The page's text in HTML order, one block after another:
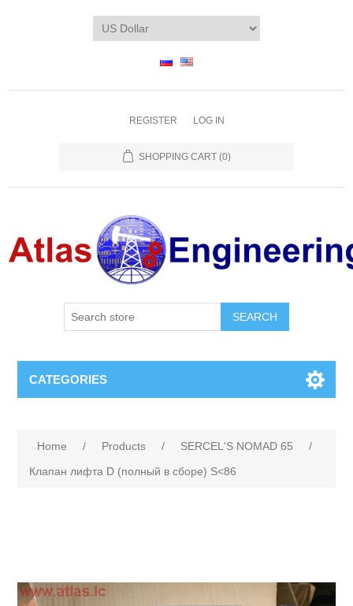
REGISTER LOG IN
SHOPPING CART (0)
CATEGORIES
Home / Products / SERCEL'S NOMAD 65
/
Клапан лифта D (полный в сборе) S<86